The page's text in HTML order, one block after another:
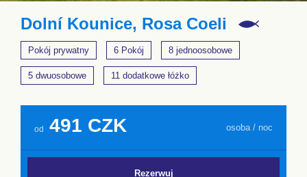
Dolní Kounice, Rosa Coeli
Pokój prywatny 6 Pokój 8 jednoosobowe
5 dwuosobowe 11 dodatkowe łóżko
od 491 CZK osoba / noc
Rezerwuj